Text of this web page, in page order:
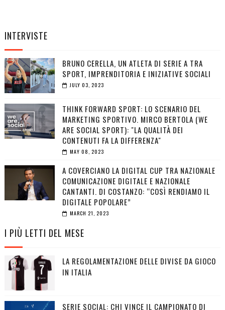
INTERVISTE
BRUNO CERELLA, UN ATLETA DI SERIE A TRA
SPORT, IMPRENDITORIA E INIZIATIVE SOCIALI
JULY 03, 2023
THINK FORWARD SPORT: LO SCENARIO DEL
MARKETING SPORTIVO. MIRCO BERTOLA (WE
ARE SOCIAL SPORT): "LA QUALITÀ DEI
CONTENUTI FA LA DIFFERENZA"
MAY 08, 2023
A COVERCIANO LA DIGITAL CUP TRA NAZIONALE
COMUNICAZIONE DIGITALE E NAZIONALE
CANTANTI. DI COSTANZO: “COSÌ RENDIAMO IL
DIGITALE POPOLARE”
MARCH 21, 2023
I PIÙ LETTI DEL MESE
LA REGOLAMENTAZIONE DELLE DIVISE DA GIOCO
IN ITALIA
SERIE SOCIAL: CHI VINCE IL CAMPIONATO DI